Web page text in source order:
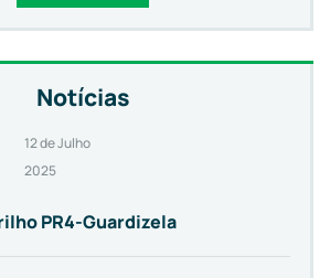
Notícias
12 de Julho
2025
PR4-Guardizela